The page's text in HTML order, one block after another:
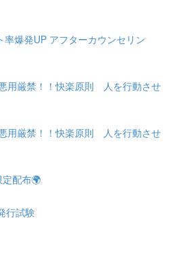
率爆発UP アフターカウンセリン
用厳禁！！快楽原則 人を行動させ
用厳禁！！快楽原則 人を行動させ
配布🌍
行試験